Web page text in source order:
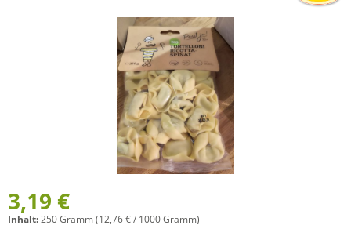
3,19 €
Inhalt:250 Gramm (12,76 € / 1000 Gramm)